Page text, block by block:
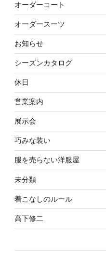
オーダーコート
オーダースーツ
お知らせ
シーズンカタログ
休日
営業案内
展示会
巧みな装い
服を売らない洋服屋
未分類
着こなしのルール
高下修二